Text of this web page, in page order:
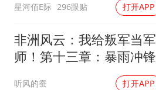
星河佰E际 296跟贴 打开APP
非洲风云：我给叛军当军
师！第十三章：暴雨冲锋
听风的蚕 打开APP